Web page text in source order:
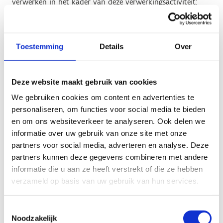
Toestemming Details Over
Deze website maakt gebruik van cookies
We gebruiken cookies om content en advertenties te
personaliseren, om functies voor social media te bieden
en om ons websiteverkeer te analyseren. Ook delen we
informatie over uw gebruik van onze site met onze
partners voor social media, adverteren en analyse. Deze
partners kunnen deze gegevens combineren met andere
informatie die u aan ze heeft verstrekt of die ze hebben
verzameld op basis van uw gebruik van hun services.
Noodzakelijk
Persoonlijke contactgegevens, identificatiegegevens
en persoonlijke kenmerken van geregistreerde
personen in het kader van het aanbieden van
sportkaderopleidingen. Cursisten kunnen zowel
Relevante opleidings-, ervarings- en
vormingsgegevens van personen.
Het rijksregisternummer van cursisten of
gekwalificeerden.
Evaluatie en prestatiegegevens in het kader van
examens van VTS.
Financiële gegevens (rekeningnummer).
Hoe verkrijgen wij jouw